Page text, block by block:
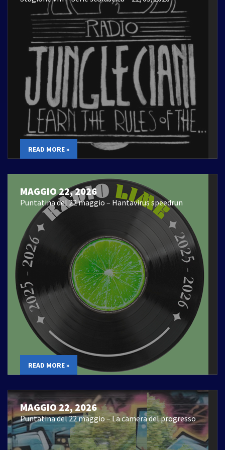
READ MORE »
MAGGIO 22, 2026
Puntatina del 22 maggio – Hantavirus speedrun
READ MORE »
MAGGIO 22, 2026
Puntatina del 22 maggio – La camera del progresso